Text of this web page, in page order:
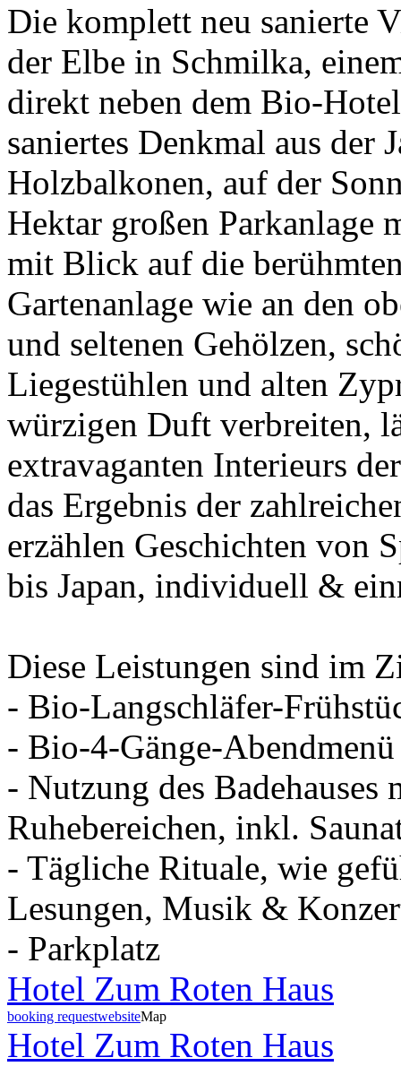
Die komplett neu sanierte
der Elbe in Schmilka,
direkt neben dem Bio-
saniertes Denkmal aus der
Holzbalkonen, auf der
Hektar großen Parkanlage
mit Blick auf die
Gartenanlage wie an den
und seltenen Gehölzen,
Liegestühlen und alten
würzigen Duft verbreiten,
extravaganten Interieurs
das Ergebnis der
erzählen Geschichten von
bis Japan, individuell &
Diese Leistungen sind im
- Bio-Langschläfer-
- Bio-4-Gänge-
- Nutzung des Badehauses
Ruhebereichen, inkl.
- Tägliche Rituale, wie
Lesungen, Musik &
- Parkplatz
Hotel Zum Roten Haus
booking requestwebsiteMap
Hotel Zum Roten Haus